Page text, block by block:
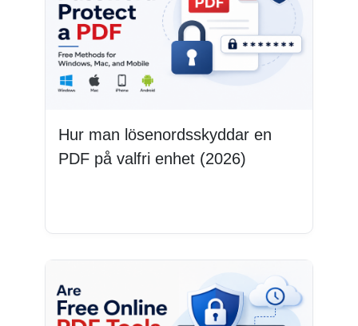
Hur man lösenordsskyddar en
PDF på valfri enhet (2026)